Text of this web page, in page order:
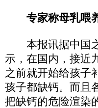
专家称母乳喂
本报讯据中国之
示，在国内，接近
之前就开始给孩子
孩子都缺钙。而且
把缺钙的危险渲染